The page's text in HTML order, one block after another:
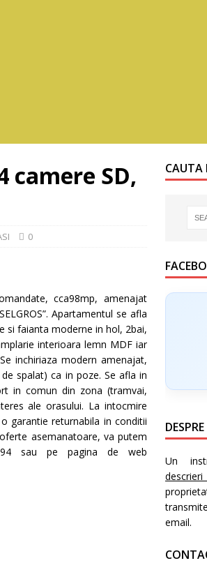
camere SD,
0
cca98mp, amenajat
Apartamentul se afla
si faianta moderne in hol, 2bai,
interioara lemn MDF iar
inchiriaza modern amenajat,
spalat) ca in poze. Se afla in
in comun din zona (tramvai,
ale orasului. La intocmire
garantie returnabila in conditii
asemanatoare, va putem
sau pe pagina de web
CAUTA
Un
email.